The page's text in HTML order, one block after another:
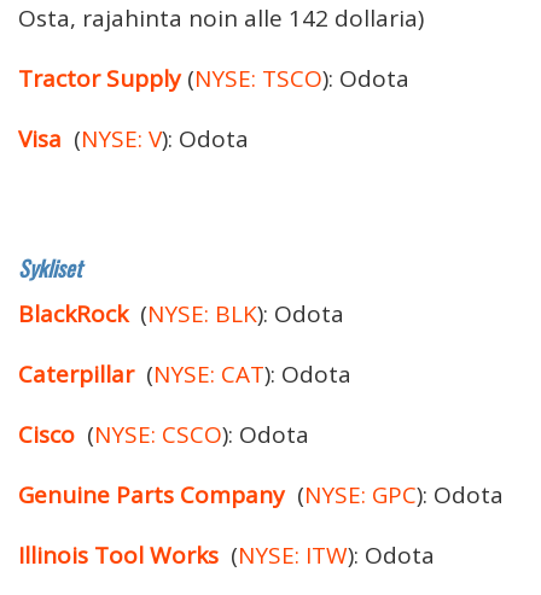
Osta, rajahinta noin alle 142 dollaria)
Tractor Supply(NYSE: TSCO): Odota
Visa (NYSE: V): Odota
Sykliset
BlackRock (NYSE: BLK): Odota
Caterpillar (NYSE: CAT): Odota
Cisco (NYSE: CSCO): Odota
Genuine Parts Company (NYSE: GPC): Odota
Illinois Tool Works (NYSE: ITW): Odota